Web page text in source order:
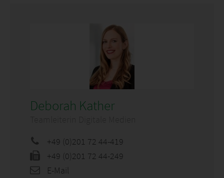
Deborah Kather
+49 (0)201 72 44-419
+49 (0)201 72 44-249
E-Mail